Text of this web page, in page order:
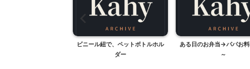
ある日のお弁当→パパお料理して
～
代々木公園でお花見